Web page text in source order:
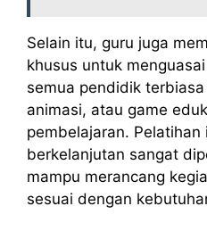
Selain itu, guru juga
khusus untuk
semua pendidik
animasi, atau game
pembelajaran.
berkelanjutan sangat
mampu merancang
sesuai dengan